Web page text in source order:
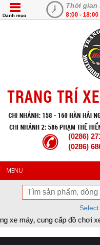
Thời gian
8:00 - 18:00
Danh mục
(0286)
(0286)
MENU
cung cấp đồ chơi xe máy